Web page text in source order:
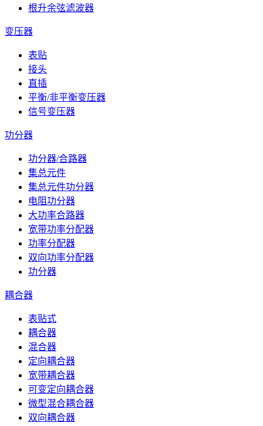
根升余弦滤波器
变压器
表贴
接头
直插
平衡/非平衡变压器
信号变压器
功分器
功分器/合路器
集总元件
集总元件功分器
电阻功分器
大功率合路器
宽带功率分配器
功率分配器
双向功率分配器
功分器
耦合器
表贴式
耦合器
混合器
定向耦合器
宽带耦合器
可变定向耦合器
微型混合耦合器
双向耦合器